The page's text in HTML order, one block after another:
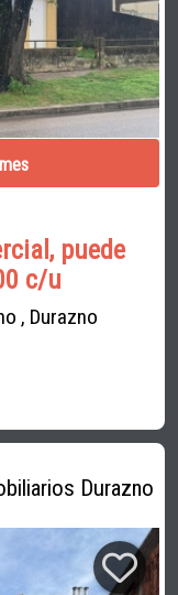
puede
c/u
, Durazno
Durazno